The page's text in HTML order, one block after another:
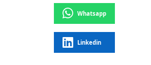
Whatsapp
Linkedin